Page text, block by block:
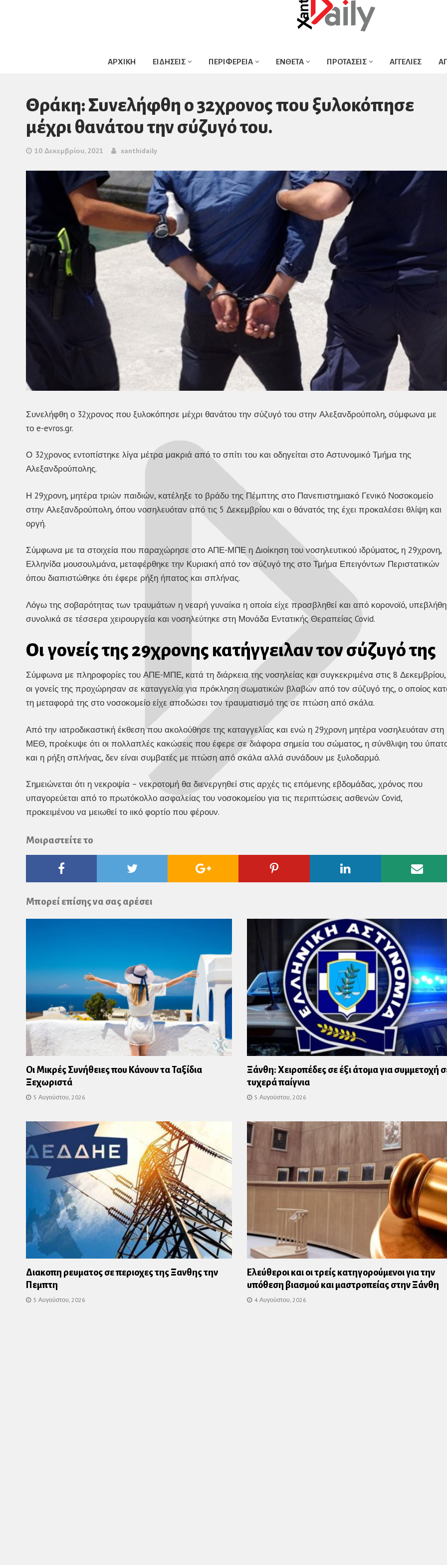
ΑΡΧΙΚΗ ΕΙΔΗΣΕΙΣ ΠΕΡΙΦΕΡΕΙΑ ΕΝΘΕΤΑ ΠΡΟΤΑΣΕΙΣ ΑΓΓΕΛΙΕΣ
Θράκη: Συνελήφθη ο 32χρονος που ξυλοκόπησε
μέχρι θανάτου την σύζυγό του.
10 Δεκεμβρίου, 2021 xanthidaily
Συνελήφθη ο 32χρονος που ξυλοκόπησε μέχρι θανάτου την σύζυγό του στην Αλεξανδρούπολη, σύμφωνα με
το e-evros.gr.
Ο 32χρονος εντοπίστηκε λίγα μέτρα μακριά από το σπίτι του και οδηγείται στο Αστυνομικό Τμήμα της
Αλεξανδρούπολης.
Η 29χρονη, μητέρα τριών παιδιών, κατέληξε το βράδυ της Πέμπτης στο Πανεπιστημιακό Γενικό Νοσοκομείο
στην Αλεξανδρούπολη, όπου νοσηλευόταν από τις 5 Δεκεμβρίου και ο θάνατός της έχει προκαλέσει θλίψη και
οργή.
Σύμφωνα με τα στοιχεία που παραχώρησε στο ΑΠΕ-ΜΠΕ η Διοίκηση του νοσηλευτικού ιδρύματος, η 29χρονη,
Ελληνίδα μουσουλμάνα, μεταφέρθηκε την Κυριακή από τον σύζυγό της στο Τμήμα Επειγόντων Περιστατικών
όπου διαπιστώθηκε ότι έφερε ρήξη ήπατος και σπλήνας.
Λόγω της σοβαρότητας των τραυμάτων η νεαρή γυναίκα η οποία είχε προσβληθεί και από κορονοϊό, υπεβλήθη
συνολικά σε τέσσερα χειρουργεία και νοσηλεύτηκε στη Μονάδα Εντατικής Θεραπείας Covid.
Οι γονείς της 29χρονης κατήγγειλαν τον σύζυγό της
Σύμφωνα με πληροφορίες του ΑΠΕ-ΜΠΕ, κατά τη διάρκεια της νοσηλείας και συγκεκριμένα στις 8 Δεκεμβρίου,
οι γονείς της προχώρησαν σε καταγγελία για πρόκληση σωματικών βλαβών από τον σύζυγό της, ο οποίος
τη μεταφορά της στο νοσοκομείο είχε αποδώσει τον τραυματισμό της σε πτώση από σκάλα.
Από την ιατροδικαστική έκθεση που ακολούθησε της καταγγελίας και ενώ η 29χρονη μητέρα νοσηλευόταν στη
ΜΕΘ, προέκυψε ότι οι πολλαπλές κακώσεις που έφερε σε διάφορα σημεία του σώματος, η σύνθλιψη του
και η ρήξη σπλήνας, δεν είναι συμβατές με πτώση από σκάλα αλλά συνάδουν με ξυλοδαρμό.
Σημειώνεται ότι η νεκροψία – νεκροτομή θα διενεργηθεί στις αρχές τις επόμενης εβδομάδας, χρόνος που
υπαγορεύεται από το πρωτόκολλο ασφαλείας του νοσοκομείου για τις περιπτώσεις ασθενών Covid,
προκειμένου να μειωθεί το ιικό φορτίο που φέρουν.
Μοιραστείτε το
Twitter
Google
Pinterest Linkedin
Μπορεί επίσης να σας αρέσει
Οι Μικρές Συνήθειες που Κάνουν τα Ταξίδια
Ξεχωριστά
5 Αυγούστου, 2026
Ξάνθη: Χειροπέδες σε έξι άτομα για συμμετοχή
τυχερά παίγνια
5 Αυγούστου, 2026
Διακοπη ρευματος σε περιοχες της Ξανθης την
Πεμπτη
5 Αυγούστου, 2026
Ελεύθεροι και οι τρείς κατηγορούμενοι για την
υπόθεση βιασμού και μαστροπείας στην Ξάνθη
4 Αυγούστου, 2026